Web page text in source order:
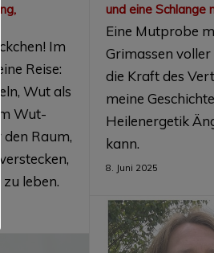
Im
Reise:
Wut als
Wut-
Raum,
leben.
und eine Schlange
Eine Mutprobe
Grimassen
die Kraft des
meine
Heilenergetik
kann.
8. Juni 2025